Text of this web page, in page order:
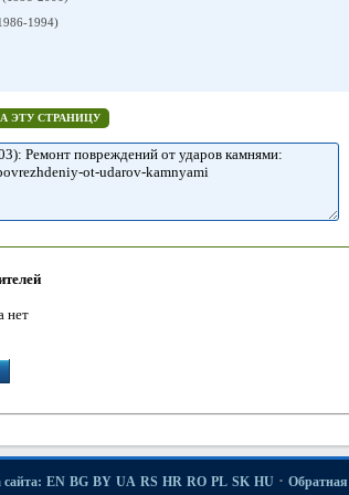
1994)
ЭТУ СТРАНИЦУ
нет
EN BG BY UA RS HR RO PL SK HU· Обратная